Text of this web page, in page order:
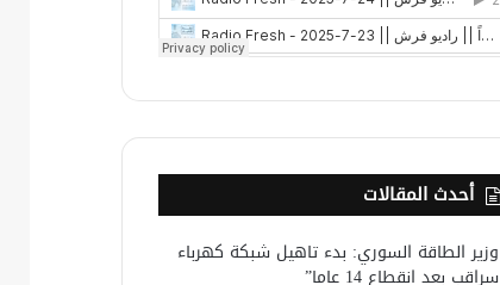
أحدث المقالات
وزير الطاقة السوري: بدء تاهيل شبكة كهرباء
سراقب بعد انقطاع 14 عاما”